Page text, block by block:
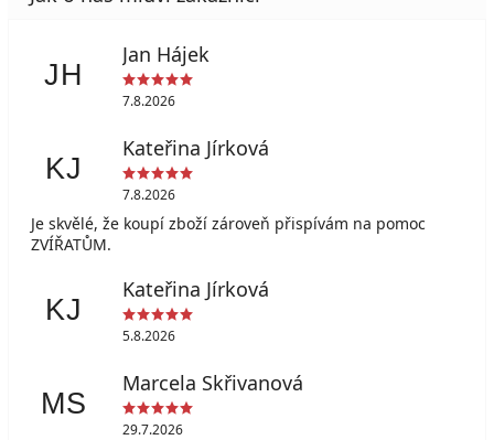
JH
Jan Hájek
7.8.2026
KJ
Kateřina Jírková
7.8.2026
Je skvělé, že koupí zboží zároveň přispívám na pomoc
ZVÍŘATŮM.
KJ
Kateřina Jírková
5.8.2026
MS
Marcela Skřivanová
29.7.2026